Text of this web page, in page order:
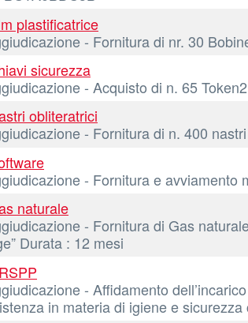
plastificatrice
- Fornitura di nr. 30
sicurezza
- Acquisto di n. 65
obliteratrici
- Fornitura di n. 400
- Fornitura e
naturale
- Fornitura di Gas
Durata : 12 mesi
- Affidamento
in materia di igiene e